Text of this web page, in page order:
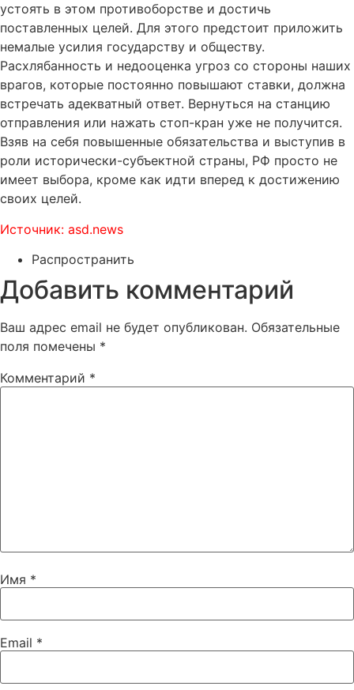
устоять в этом противоборстве и достичь
поставленных целей. Для этого предстоит приложить
немалые усилия государству и обществу.
Расхлябанность и недооценка угроз со стороны наших
врагов, которые постоянно повышают ставки, должна
встречать адекватный ответ. Вернуться на станцию
отправления или нажать стоп-кран уже не получится.
Взяв на себя повышенные обязательства и выступив в
роли исторически-субъектной страны, РФ просто не
имеет выбора, кроме как идти вперед к достижению
своих целей.
Источник: asd.news
Распространить
Добавить комментарий
Ваш адрес email не будет опубликован. Обязательные
поля помечены *
Комментарий *
Имя *
Email *